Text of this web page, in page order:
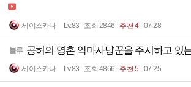
세이스카나 Lv.83 조회 2846 추천 4 07-28
블루 공허의 영혼 악마사냥꾼을 주시하고 있
세이스카나 Lv.83 조회 4866 추천 5 07-25